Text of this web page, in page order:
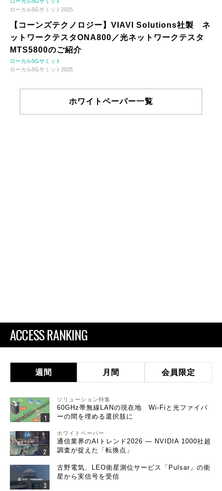
ローカル5Gサミット2025
【コーンズテクノロジー】VIAVI Solutions社製 ネ
ットワークテスタONA800／光ネットワークテスタ
MTS5800のご紹介
ローカル5Gサミット
ローカル5Gサミット2025
ホワイトペーパー一覧
ACCESS RANKING
週間 月間 会員限定
ソリューション特集
60GHz帯無線LANの現在地 Wi-Fiと光ファイバ
ーの間を埋める選択肢に
ホワイトペーパー
通信業界のAIトレンド2026 ― NVIDIA 1000社超
調査が捉えた「転換点」
古野電気、LEO衛星測位サービス「Pulsar」の衛
星から実信号を受信